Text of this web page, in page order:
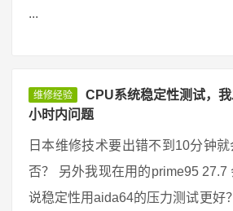
...
维修经验
CPU系统稳定性测试，
小时内问题
日本维修技术要出错不到10分钟
否？ 另外我现在用的prime95 27.7
说稳定性用aida64的压力测试更好